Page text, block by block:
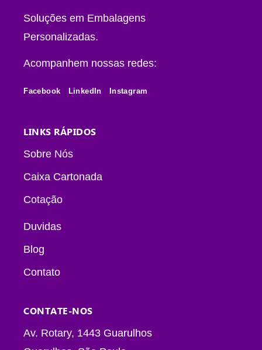
Soluções em Embalagens
Personalizadas.
Acompanhem nossas redes:
Facebook LinkedIn Instagram
LINKS RÁPIDOS
Sobre Nós
Caixa Cartonada
Cotação
Duvidas
Blog
Contato
CONTATE-NOS
Av. Rotary, 1443 Guarulhos